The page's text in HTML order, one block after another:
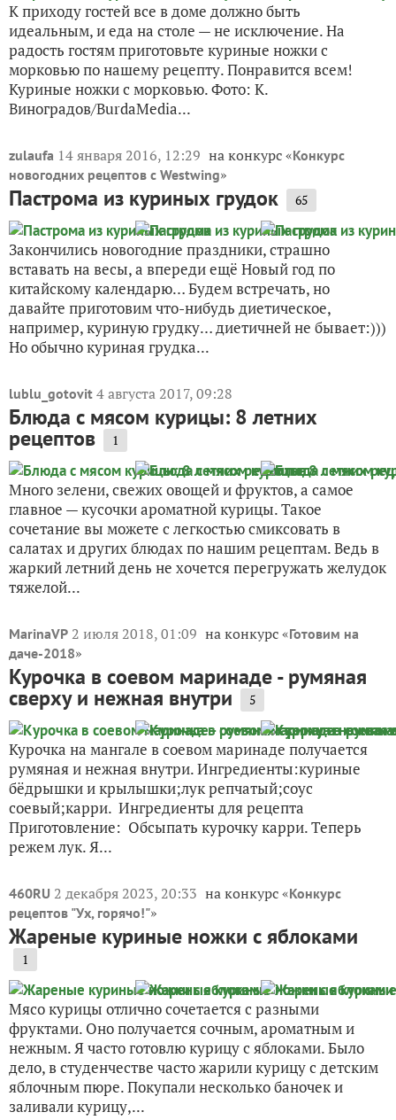
К приходу гостей все в доме должно быть
идеальным, и еда на столе — не исключение. На
радость гостям приготовьте куриные ножки с
морковью по нашему рецепту. Понравится всем!
Куриные ножки с морковью. Фото: К.
Виноградов/BurdaMedia...
zulaufa 14 января 2016, 12:29 на конкурс «Конкурс
новогодних рецептов с Westwing»
Пастрома из куриных грудок 65
Закончились новогодние праздники, страшно
вставать на весы, а впереди ещё Новый год по
китайскому календарю… Будем встречать, но
давайте приготовим что-нибудь диетическое,
например, куриную грудку… диетичней не бывает:)))
Но обычно куриная грудка...
lublu_gotovit 4 августа 2017, 09:28
Блюда с мясом курицы: 8 летних
рецептов 1
Много зелени, свежих овощей и фруктов, а самое
главное — кусочки ароматной курицы. Такое
сочетание вы можете с легкостью смиксовать в
салатах и других блюдах по нашим рецептам. Ведь в
жаркий летний день не хочется перегружать желудок
тяжелой...
MarinaVP 2 июля 2018, 01:09 на конкурс «Готовим на
даче-2018»
Курочка в соевом маринаде - румяная
сверху и нежная внутри 5
Курочка на мангале в соевом маринаде получается
румяная и нежная внутри. Ингредиенты:куриные
бёдрышки и крылышки;лук репчатый;соус
соевый;карри. Ингредиенты для рецепта
Приготовление: Обсыпать курочку карри. Теперь
режем лук. Я...
460RU 2 декабря 2023, 20:33 на конкурс «Конкурс
рецептов "Ух, горячо!"»
Жареные куриные ножки с яблоками
1
Мясо курицы отлично сочетается с разными
фруктами. Оно получается сочным, ароматным и
нежным. Я часто готовлю курицу с яблоками. Было
дело, в студенчестве часто жарили курицу с детским
яблочным пюре. Покупали несколько баночек и
заливали курицу,...